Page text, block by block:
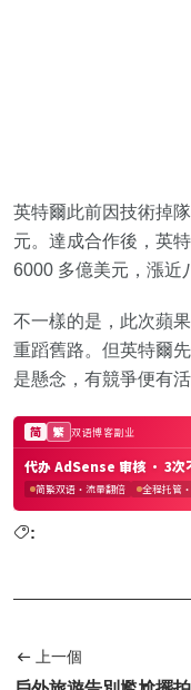
英特爾此前因技術掉
元。達成合作後，英
6000 多億美元，漲近
不一樣的是，此次蘋
重蹈舊路。但英特爾
是懸念，有競爭便有
:
上一個